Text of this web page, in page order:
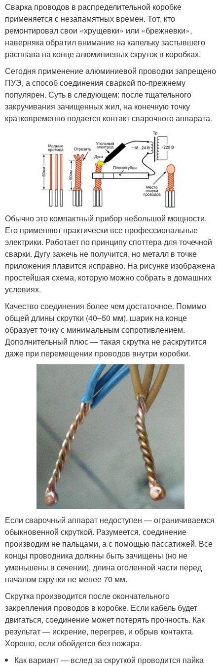
Сварка проводов в распределительной коробке
применяется с незапамятных времен. Тот, кто
ремонтировал свои «хрущевки» или «брежневки»,
наверняка обратил внимание на капельку застывшего
расплава на конце алюминиевых скруток в коробках.
Сегодня применение алюминиевой проводки запрещено
ПУЭ, а способ соединения сваркой по-прежнему
популярен. Суть в следующем: после тщательного
закручивания зачищенных жил, на конечную точку
кратковременно подается контакт сварочного аппарата.
Обычно это компактный прибор небольшой мощности.
Его применяют практически все профессиональные
электрики. Работает по принципу споттера для точечной
сварки. Дугу зажечь не получится, но металл в точке
приложения плавится исправно. На рисунке изображена
простейшая схема, которую можно собрать в домашних
условиях.
Качество соединения более чем достаточное. Помимо
общей длины скрутки (40–50 мм), шарик на конце
образует точку с минимальным сопротивлением.
Дополнительный плюс — такая скрутка не раскрутится
даже при перемещении проводов внутри коробки.
Если сварочный аппарат недоступен — ограничиваемся
обыкновенной скруткой. Разумеется, соединение
производим не пальцами, а с помощью пассатижей. Все
концы проводника должны быть зачищены (но не
уменьшены в сечении), длина оголенной части перед
началом скрутки не менее 70 мм.
Скрутка производится после окончательного
закрепления проводов в коробке. Если кабель будет
двигаться, соединение может потерять прочность. Как
результат — искрение, перегрев, и обрыв контакта.
Хорошо, если обойдется без пожара.
Как вариант — вслед за скруткой проводится пайка